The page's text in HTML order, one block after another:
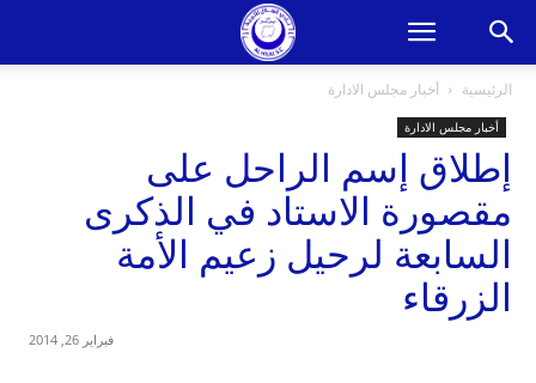
الرئيسية أخبار مجلس الادارة
أخبار مجلس الادارة
‬إطلاق إسم الراحل على
مقصورة الاستاد في الذكرى
السابعة لرحيل زعيم الأمة
الزرقاء
فبراير 26, 2014